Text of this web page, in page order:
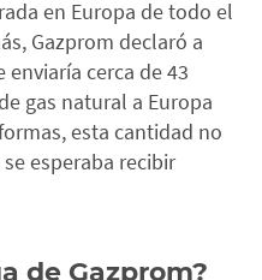
en Europa de todo el
Gazprom declaró a
cerca de 43
gas natural a Europa
esta cantidad no
esperaba recibir
de Gazprom?